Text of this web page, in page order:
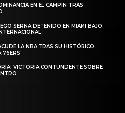
EN EL CAMPÍN TRAS
SERNA DETENIDO EN MIAMI BAJO
LA NBA TRAS SU HISTÓRICO
76ERS
VICTORIA CONTUNDENTE SOBRE